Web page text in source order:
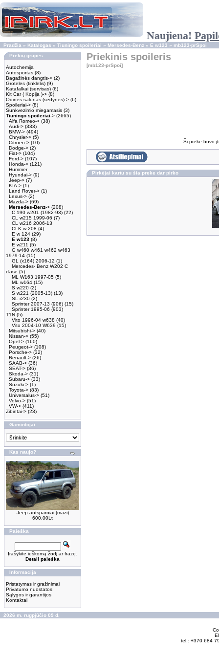
Naujiena!
Pradžia » Katalogas » Tiuningo spoileriai » Mersedes-Benz » E w123 » mb123-prSpoi
Prekių grupės
Autochemija
Autosportas (8)
Bagažinės dangtis-> (2)
Groteles (tinklelis) (9)
Katafalkai (servisas) (6)
Kit Car ( Kopija )-> (8)
Odines salonas (sedynes)-> (6)
Spoileriai-> (8)
Sunkvezimio miegamasis (3)
Tiuningo spoileriai-> (2665)
Alfa Romeo-> (38)
Audi-> (333)
BMW-> (494)
Chrysler-> (5)
Citroen-> (10)
Dodge-> (2)
Fiat-> (104)
Ford-> (107)
Honda-> (121)
Hummer
Hyundai-> (9)
Jeep-> (7)
KIA-> (1)
Land Rover-> (1)
Lexus-> (2)
Mazda-> (69)
Mersedes-Benz-> (208)
C 190 w201 (1982-93) (22)
CL w215 1999-06 (7)
CL w216 2006-13
CLK w 208 (4)
E w 124 (29)
E w123 (8)
E w211 (5)
G w460 w461 w462 w463
1979-14 (15)
GL (x164) 2006-12 (1)
Mercedes- Benz W202 C
clase (5)
ML W163 1997-05 (5)
ML w164 (15)
S w220 (2)
S w221 (2005-13) (13)
SL r230 (2)
Sprinter 2007-13 (906) (15)
Sprinter 1995-06 (903)
T1N (5)
Vito 1996-04 w638 (40)
Vito 2004-10 W639 (15)
Mitsubishi-> (40)
Nissan-> (55)
Opel-> (160)
Peugeot-> (108)
Porsche-> (32)
Renault-> (26)
SAAB-> (36)
SEAT-> (36)
Skoda-> (31)
Subaru-> (33)
Suzuki-> (1)
Toyota-> (83)
Universalus-> (51)
Volvo-> (51)
VW-> (411)
Zibintai-> (23)
Gamintojai
Kas naujo?
Jeep antsparniai (mazi)
600.00Lt
Paieška
Įrašykite ieškomą žodį ar frazę.
Detali paieška
Informacija
Pristatymas ir gražinimai
Privatumo nuostatos
Sąlygos ir garantijos
Kontaktai
Priekinis spoileris
[mb123-prSpoi]
Ši prekė buvo
Pirkėjai kartu su šia preke dar pirko
2026 m. rugpjūčio 09 d.
tel.: +370 684